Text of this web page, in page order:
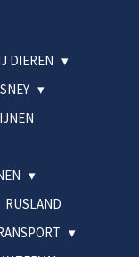
DIEREN
RUSLAND